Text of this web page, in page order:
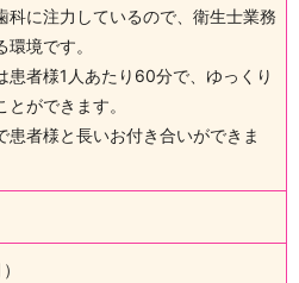
科に注力しているので、衛生士業務
境です。
患者様1人あたり60分で、ゆっくり
ができます。
患者様と長いお付き合いができま